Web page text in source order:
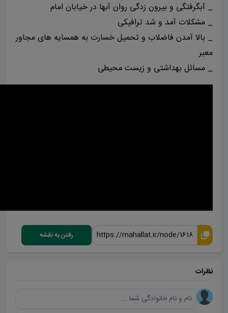
_ آبگرفتگی و بیرون زدگی روان آبها در خیابان امام
_ مشکلات آمد و شد ترافیکی
_ بالا آمدن فاضلاب و تحمیل خسارت به همسایه های مجاور
معبر
_ مسائل بهداشتی و زیست محیطی
رفتن به نقشه
نظرات